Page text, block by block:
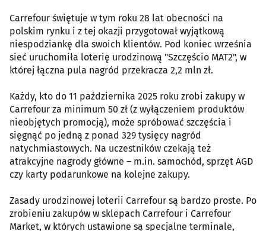
Carrefour świętuje w tym roku 28 lat obecności na
polskim rynku i z tej okazji przygotował wyjątkową
niespodziankę dla swoich klientów. Pod koniec września
sieć uruchomiła loterię urodzinową "Szczęścio MAT2", w
której łączna pula nagród przekracza 2,2 mln zł.
Każdy, kto do 11 października 2025 roku zrobi zakupy w
Carrefour za minimum 50 zł (z wyłączeniem produktów
nieobjętych promocją), może spróbować szczęścia i
sięgnąć po jedną z ponad 329 tysięcy nagród
natychmiastowych. Na uczestników czekają też
atrakcyjne nagrody główne – m.in. samochód, sprzęt AGD
czy karty podarunkowe na kolejne zakupy.
Zasady urodzinowej loterii Carrefour są bardzo proste. Po
zrobieniu zakupów w sklepach Carrefour i Carrefour
Market, w których ustawione są specjalne terminale,